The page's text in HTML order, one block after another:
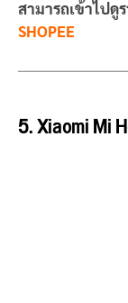
สามารถเข้าไปดู
SHOPEE
5. Xiaomi Mi